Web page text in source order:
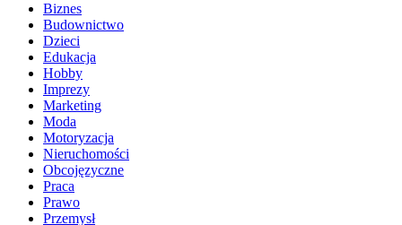
Biznes
Budownictwo
Dzieci
Edukacja
Hobby
Imprezy
Marketing
Moda
Motoryzacja
Nieruchomości
Obcojęzyczne
Praca
Prawo
Przemysł